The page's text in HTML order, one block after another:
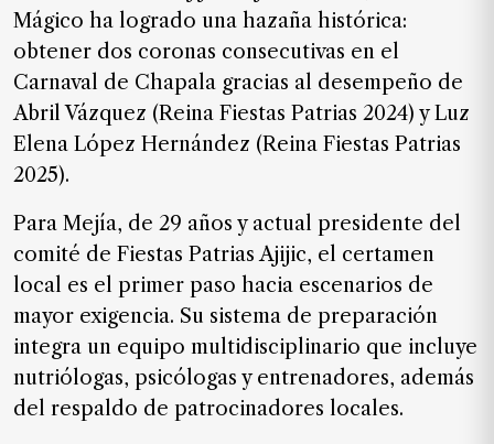
Edición
digital
Nosotros
Contáctanos
Anúnciate
con
nosotros
Donativos
Videos
Mágico ha logrado una hazaña histórica:
obtener dos coronas consecutivas en el
Carnaval de Chapala gracias al desempeño de
Abril Vázquez (Reina Fiestas Patrias 2024) y Luz
Elena López Hernández (Reina Fiestas Patrias
2025).
Para Mejía, de 29 años y actual presidente del
comité de Fiestas Patrias Ajijic, el certamen
local es el primer paso hacia escenarios de
mayor exigencia. Su sistema de preparación
integra un equipo multidisciplinario que incluye
nutriólogas, psicólogas y entrenadores, además
del respaldo de patrocinadores locales.